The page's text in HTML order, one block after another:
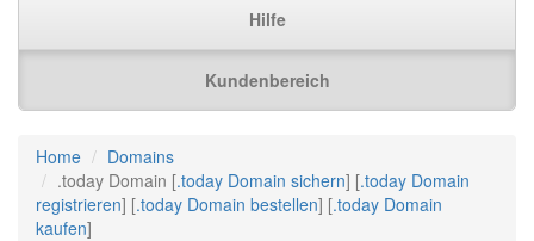
Hilfe
Kundenbereich
Home
Domains
.today Domain [.today Domain sichern] [.today Domain
registrieren] [.today Domain bestellen] [.today Domain
kaufen]